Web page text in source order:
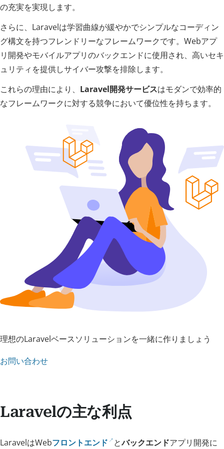
の充実を実現します。
さらに、Laravelは学習曲線が緩やかでシンプルなコーディン
グ構文を持つフレンドリーなフレームワークです。Webアプ
リ開発やモバイルアプリのバックエンドに使用され、高いセキ
ュリティを提供しサイバー攻撃を排除します。
これらの理由により、 Laravel開発サービスはモダンで効率的
なフレームワークに対する競争において優位性を持ちます。
理想のLaravelベースソリューションを一緒に作りましょう
お問い合わせ
Laravelの主な利点
LaravelはWebフロントエンド とバックエンドアプリ開発に